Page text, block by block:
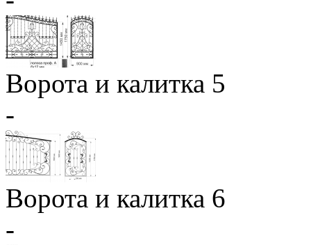
Ворота и калитка 5
-
Ворота и калитка 6
-